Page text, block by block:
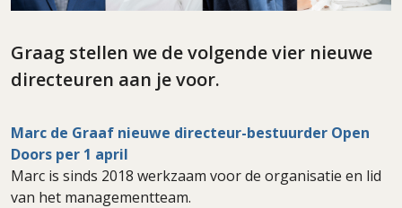
Graag stellen we de volgende vier nieuwe
directeuren aan je voor.
Marc de Graaf nieuwe directeur-bestuurder Open
Doors per 1 april
Marc is sinds 2018 werkzaam voor de organisatie en lid
van het managementteam.